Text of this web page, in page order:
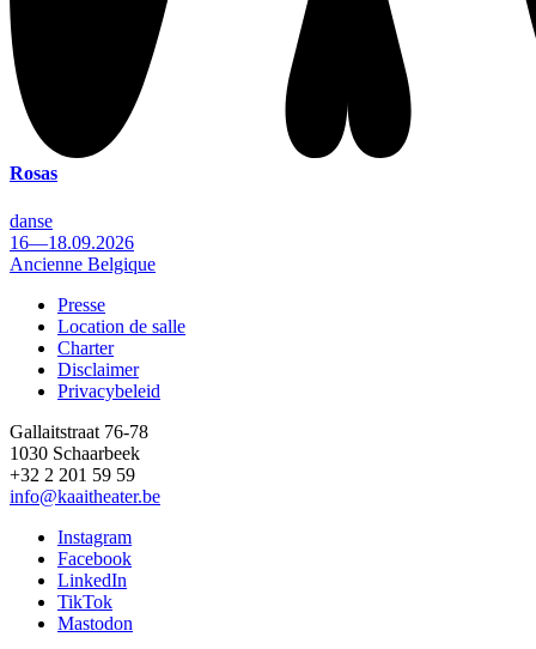
Rosas
danse
16—18.09.2026
Ancienne Belgique
Footer
Presse
Location de salle
Charter
Disclaimer
Privacybeleid
Gallaitstraat 76-78
1030 Schaarbeek
+32 2 201 59 59
info@kaaitheater.be
Instagram
Facebook
LinkedIn
TikTok
Mastodon